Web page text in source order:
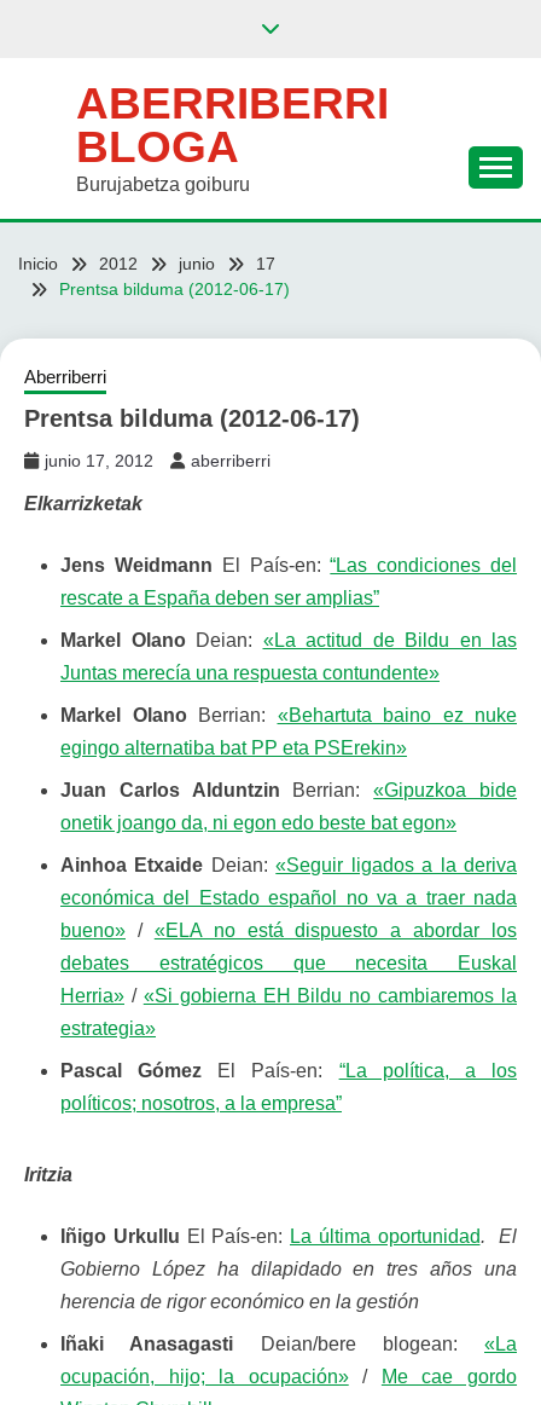
ABERRIBERRI
BLOGA
Burujabetza goiburu
Inicio 2012 junio
17
Prentsa bilduma (2012-06-17)
Aberriberri
Prentsa bilduma (2012-06-17)
junio 17, 2012 aberriberri
Elkarrizketak
Jens Weidmann El País-en:“Las condiciones del
rescate a España deben ser amplias”
Markel OlanoDeian: «La actitud de Bildu en las
Juntas merecía una respuesta contundente»
Markel OlanoBerrian: «Behartuta baino ez nuke
egingo alternatiba bat PP eta PSErekin»
Juan Carlos Alduntzin Berrian:«Gipuzkoa bide
onetik joango da, ni egon edo beste bat egon»
Ainhoa Etxaide Deian:«Seguir ligados a la deriva
económica del Estado español no va a traer nada
bueno» / «ELA no está dispuesto a abordar los
debates estratégicos que necesita Euskal
Herria» / «Si gobierna EH Bildu no cambiaremos la
estrategia»
Pascal Gómez El País-en: “La política, a los
políticos; nosotros, a la empresa”
Iritzia
Iñigo Urkullu El País-en: La última oportunidad. El
Gobierno López ha dilapidado en tres años una
herencia de rigor económico en la gestión
Iñaki Anasagasti Deian/bere blogean:
«La
ocupación, hijo; la ocupación»/
Me cae gordo